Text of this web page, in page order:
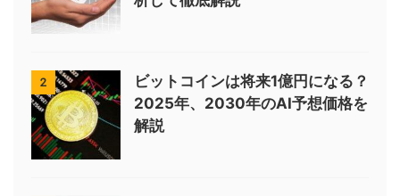
2
ビットコインは将来1億円になる？
2025年、2030年のAI予想価格を
解説